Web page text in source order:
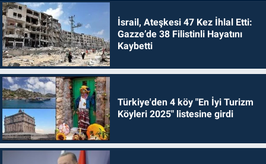
İsrail, Ateşkesi 47 Kez İhlal Etti:
Gazze’de 38 Filistinli Hayatını
Kaybetti
Türkiye'den 4 köy "En İyi Turizm
Köyleri 2025" listesine girdi